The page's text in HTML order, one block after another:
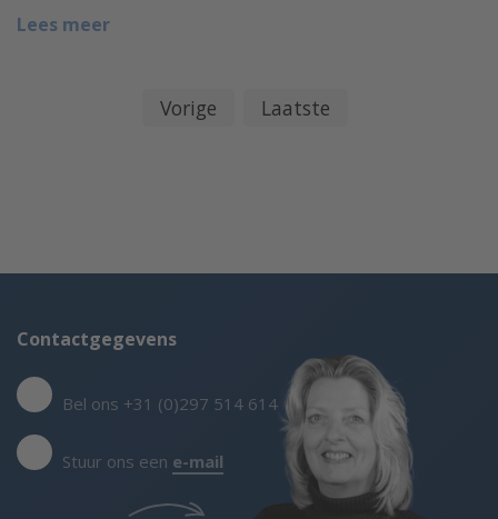
Lees meer
Vorige Laatste
Contactgegevens
Bel ons +31 (0)297 514 614
Stuur ons een e-mail